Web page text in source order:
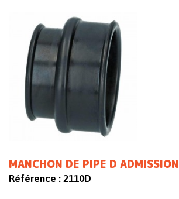
MANCHON DE PIPE D ADMISSION
Référence : 2110D